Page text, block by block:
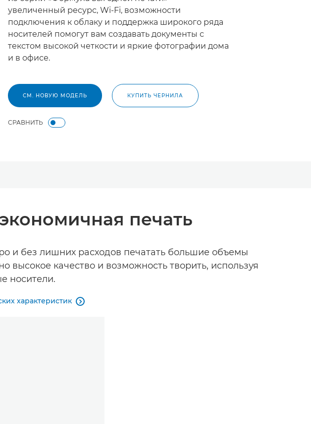
увеличенный ресурс, Wi-Fi, возможности
подключения к облаку и поддержка широкого ряда
носителей помогут вам создавать документы с
текстом высокой четкости и яркие фотографии дома
и в офисе.
СМ. НОВУЮ МОДЕЛЬ КУПИТЬ ЧЕРНИЛА
СРАВНИТЬ
печать
и без лишних расходов печатать большие объемы
качество и возможность творить, используя
носители.
характеристик 